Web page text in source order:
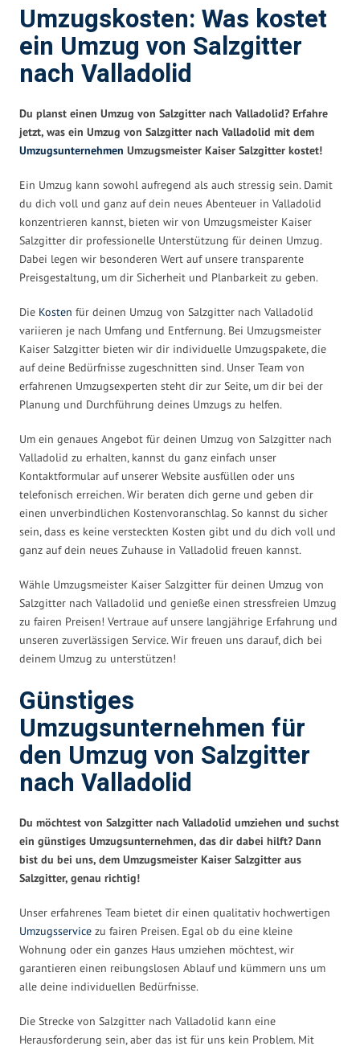
Umzugskosten: Was kostet
ein Umzug von Salzgitter
nach Valladolid
Du planst einen Umzug von Salzgitter nach Valladolid? Erfahre
jetzt, was ein Umzug von Salzgitter nach Valladolid mit dem
Umzugsunternehmen Umzugsmeister Kaiser Salzgitter kostet!
Ein Umzug kann sowohl aufregend als auch stressig sein. Damit
du dich voll und ganz auf dein neues Abenteuer in Valladolid
konzentrieren kannst, bieten wir von Umzugsmeister Kaiser
Salzgitter dir professionelle Unterstützung für deinen Umzug.
Dabei legen wir besonderen Wert auf unsere transparente
Preisgestaltung, um dir Sicherheit und Planbarkeit zu geben.
Die Kosten für deinen Umzug von Salzgitter nach Valladolid
variieren je nach Umfang und Entfernung. Bei Umzugsmeister
Kaiser Salzgitter bieten wir dir individuelle Umzugspakete, die
auf deine Bedürfnisse zugeschnitten sind. Unser Team von
erfahrenen Umzugsexperten steht dir zur Seite, um dir bei der
Planung und Durchführung deines Umzugs zu helfen.
Um ein genaues Angebot für deinen Umzug von Salzgitter nach
Valladolid zu erhalten, kannst du ganz einfach unser
Kontaktformular auf unserer Website ausfüllen oder uns
telefonisch erreichen. Wir beraten dich gerne und geben dir
einen unverbindlichen Kostenvoranschlag. So kannst du sicher
sein, dass es keine versteckten Kosten gibt und du dich voll und
ganz auf dein neues Zuhause in Valladolid freuen kannst.
Wähle Umzugsmeister Kaiser Salzgitter für deinen Umzug von
Salzgitter nach Valladolid und genieße einen stressfreien Umzug
zu fairen Preisen! Vertraue auf unsere langjährige Erfahrung und
unseren zuverlässigen Service. Wir freuen uns darauf, dich bei
deinem Umzug zu unterstützen!
Günstiges
Umzugsunternehmen für
den Umzug von Salzgitter
nach Valladolid
Du möchtest von Salzgitter nach Valladolid umziehen und suchst
ein günstiges Umzugsunternehmen, das dir dabei hilft? Dann
bist du bei uns, dem Umzugsmeister Kaiser Salzgitter aus
Salzgitter, genau richtig!
Unser erfahrenes Team bietet dir einen qualitativ hochwertigen
Umzugsservice zu fairen Preisen. Egal ob du eine kleine
Wohnung oder ein ganzes Haus umziehen möchtest, wir
garantieren einen reibungslosen Ablauf und kümmern uns um
alle deine individuellen Bedürfnisse.
Die Strecke von Salzgitter nach Valladolid kann eine
Herausforderung sein, aber das ist für uns kein Problem. Mit